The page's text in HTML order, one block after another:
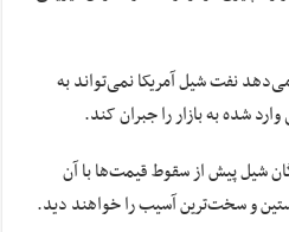
نفت شیل آمریکا نمی‌تواند به
شده به بازار را جبران کند.
شیل پیش از سقوط قیمت‌ها با آن
و سخت‌ترین آسیب را خواهند دید.